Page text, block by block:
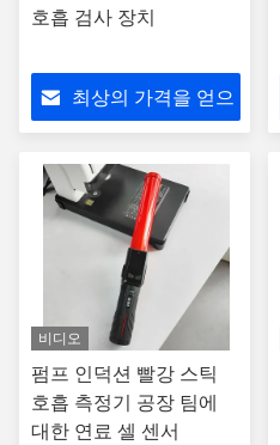
호흡 검사 장치
최상의 가격을 얻으
비디오
펌프 인덕션 빨강 스틱
호흡 측정기 공장 팀에
대한 연료 셀 센서